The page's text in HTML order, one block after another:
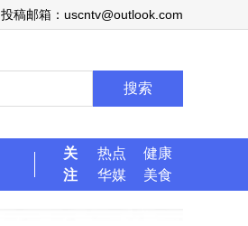
投稿邮箱：uscntv@outlook.com
搜索
关
注
热点
健康
华媒
美食